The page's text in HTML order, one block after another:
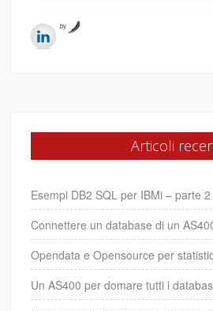
by
Articoli
Esempi DB2 SQL per IBMi – parte 2
Connettere un database di un
Opendata e Opensource per
Un AS400 per domare tutti i